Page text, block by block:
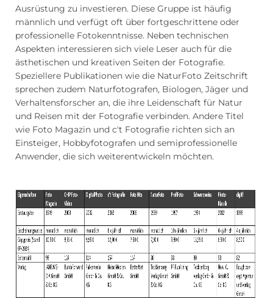
Ausrüstung zu investieren. Diese Gruppe ist häufig
männlich und verfügt oft über fortgeschrittene oder
professionelle Fotokenntnisse. Neben technischen
Aspekten interessieren sich viele Leser auch für die
ästhetischen und kreativen Seiten der Fotografie.
Speziellere Publikationen wie die NaturFoto Zeitschrift
sprechen zudem Naturfotografen, Biologen, Jäger und
Verhaltensforscher an, die ihre Leidenschaft für Natur
und Reisen mit der Fotografie verbinden. Andere Titel
wie Foto Magazin und c't Fotografie richten sich an
Einsteiger, Hobbyfotografen und semiprofessionelle
Anwender, die sich weiterentwickeln möchten.